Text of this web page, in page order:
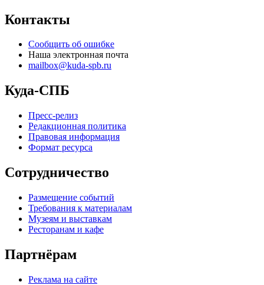
Контакты
Сообщить об ошибке
Наша электронная почта
mailbox@kuda-spb.ru
Куда-СПБ
Пресс-релиз
Редакционная политика
Правовая информация
Формат ресурса
Сотрудничество
Размещение событий
Требования к материалам
Музеям и выставкам
Ресторанам и кафе
Партнёрам
Реклама на сайте